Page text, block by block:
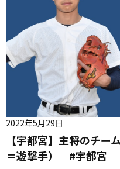
【宇都宮】主将のチー
＝遊撃手） #宇都宮
2022年5月29日